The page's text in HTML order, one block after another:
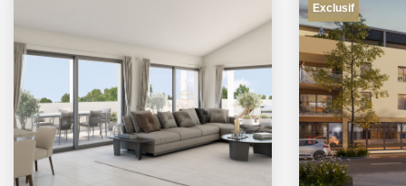
Exclusif